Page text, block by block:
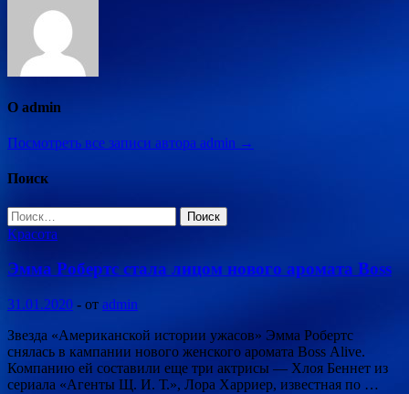
О admin
Посмотреть все записи автора admin →
Поиск
Найти:
Красота
Эмма Робертс стала лицом нового аромата Boss
31.01.2020 - от admin
Звезда «Американской истории ужасов» Эмма Робертс
снялась в кампании нового женского аромата Boss Alive.
Компанию ей составили еще три актрисы — Хлоя Беннет из
сериала «Агенты Щ. И. Т.», Лора Харриер, известная по …